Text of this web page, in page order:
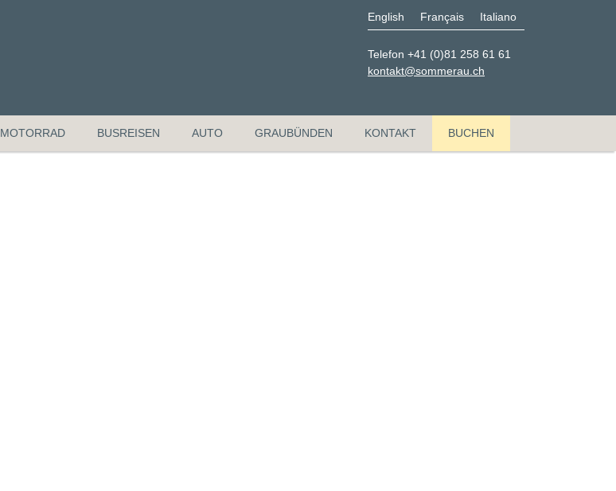
English Français Italiano
Telefon +41 (0)81 258 61 61
kontakt@sommerau.ch
MOTORRAD BUSREISEN AUTO GRAUBÜNDEN KONTAKT BUCHEN